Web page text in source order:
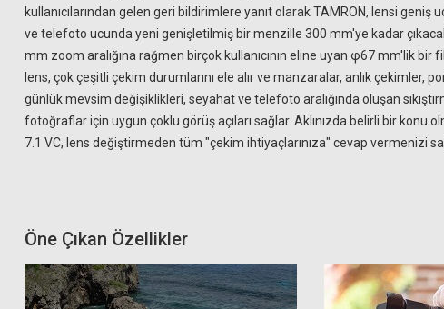
kullanıcılarından gelen geri bildirimlere yanıt olarak TAMRON, lensi
ve telefoto ucunda yeni genişletilmiş bir menzille 300 mm'ye kadar
mm zoom aralığına rağmen birçok kullanıcının eline uyan φ67 mm'lik bir
lens, çok çeşitli çekim durumlarını ele alır ve manzaralar, anlık çekimler,
günlük mevsim değişiklikleri, seyahat ve telefoto aralığında oluşan
fotoğraflar için uygun çoklu görüş açıları sağlar. Aklınızda belirli bir konu
7.1 VC, lens değiştirmeden tüm "çekim ihtiyaçlarınıza" cevap vermenizi
Öne Çıkan Özellikler